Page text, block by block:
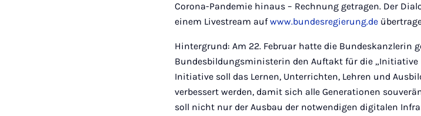
Corona-Pandemie hinaus – Rechnung getragen. Der
einem Livestream aufwww.bundesregierung.de
Hintergrund: Am 22. Februar hatte die Bundeskanzlerin
Bundesbildungsministerin den Auftakt für die „Initiative
Initiative soll das Lernen, Unterrichten, Lehren und
verbessert werden, damit sich alle Generationen
soll nicht nur der Ausbau der notwendigen digitalen